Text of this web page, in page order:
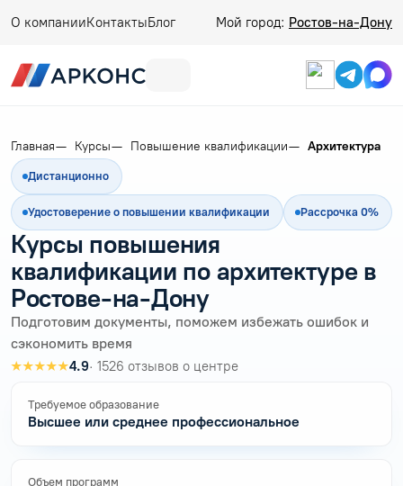
О компанииКонтактыБлог Мой город: Ростов-на-Дону
Главная Курсы Повышение квалификации Архитектура
Дистанционно
Удостоверение о повышении квалификации Рассрочка 0%
Курсы повышения
квалификации по архитектуре в
Ростове-на-Дону
Подготовим документы, поможем избежать ошибок и
сэкономить время
★★★★★4.9· 1526 отзывов о центре
Требуемое образование
Высшее или среднее профессиональное
Объем программ